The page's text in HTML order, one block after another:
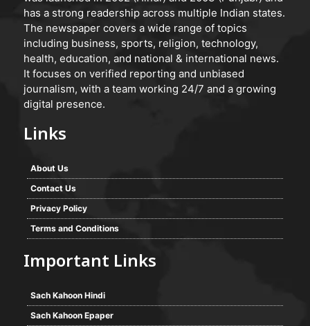
has a strong readership across multiple Indian states.
The newspaper covers a wide range of topics
including business, sports, religion, technology,
health, education, and national & international news.
It focuses on verified reporting and unbiased
journalism, with a team working 24/7 and a growing
digital presence.
Links
About Us
Contact Us
Privacy Policy
Terms and Conditions
Important Links
Sach Kahoon Hindi
Sach Kahoon Epaper